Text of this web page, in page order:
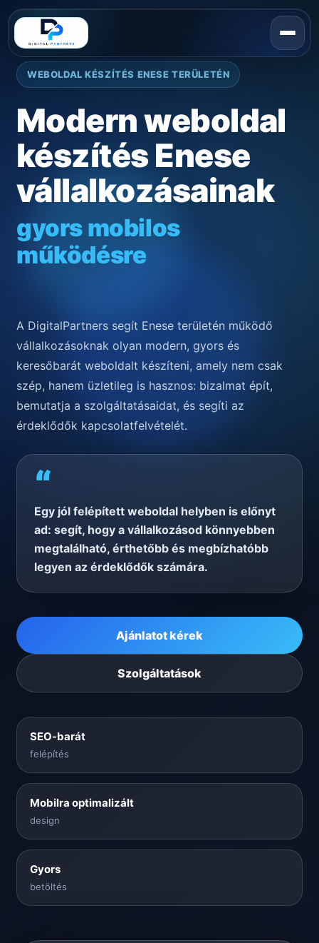
WEBOLDAL KÉSZÍTÉS ENESE TERÜLETÉN
Modern weboldal
készítés Enese
vállalkozásainak
gyors mobilos
működésre
A DigitalPartners segít Enese területén működő
vállalkozásoknak olyan modern, gyors és
keresőbarát weboldalt készíteni, amely nem csak
szép, hanem üzletileg is hasznos: bizalmat épít,
bemutatja a szolgáltatásaidat, és segíti az
érdeklődők kapcsolatfelvételét.
“
Egy jól felépített weboldal helyben is előnyt
ad: segít, hogy a vállalkozásod könnyebben
megtalálható, érthetőbb és megbízhatóbb
legyen az érdeklődők számára.
Ajánlatot kérek
Szolgáltatások
SEO-barát
felépítés
Mobilra optimalizált
design
Gyors
betöltés